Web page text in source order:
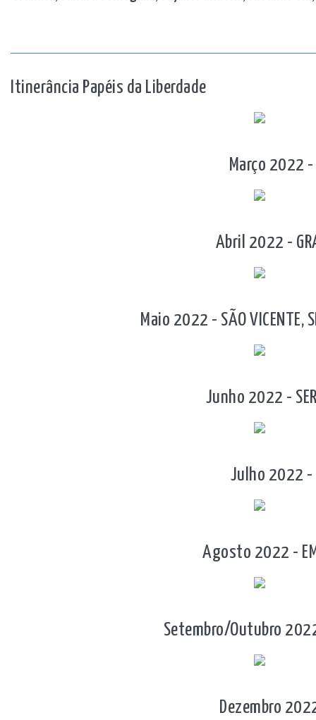
Itinerância Papéis da Liberdade
Março 2022
Abril 2022 -
Maio 2022 - SÃO
Junho 2022 -
Julho 2022 -
Agosto 2022 -
Setembro/Outubro
Dezembro